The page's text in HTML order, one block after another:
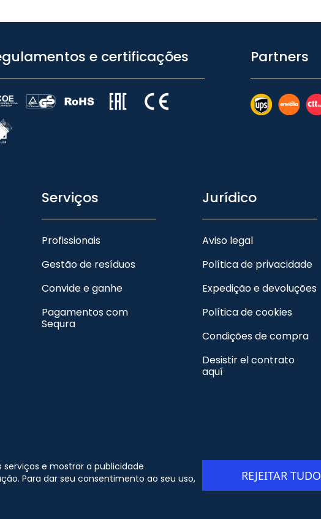
e certificações Partners
Serviços
Profissionais
Gestão de resíduos
Convide e ganhe
Pagamentos com
Sequra
Jurídico
Aviso legal
Política de privacidade
Expedição e devoluções
Política de cookies
Condições de compra
Desistir el contrato
aquí
serviços e mostrar a publicidade
Para dar seu consentimento ao seu uso,
REJEITAR TUDO
- ORION91 - CIF B10982650 - Todos os direitos